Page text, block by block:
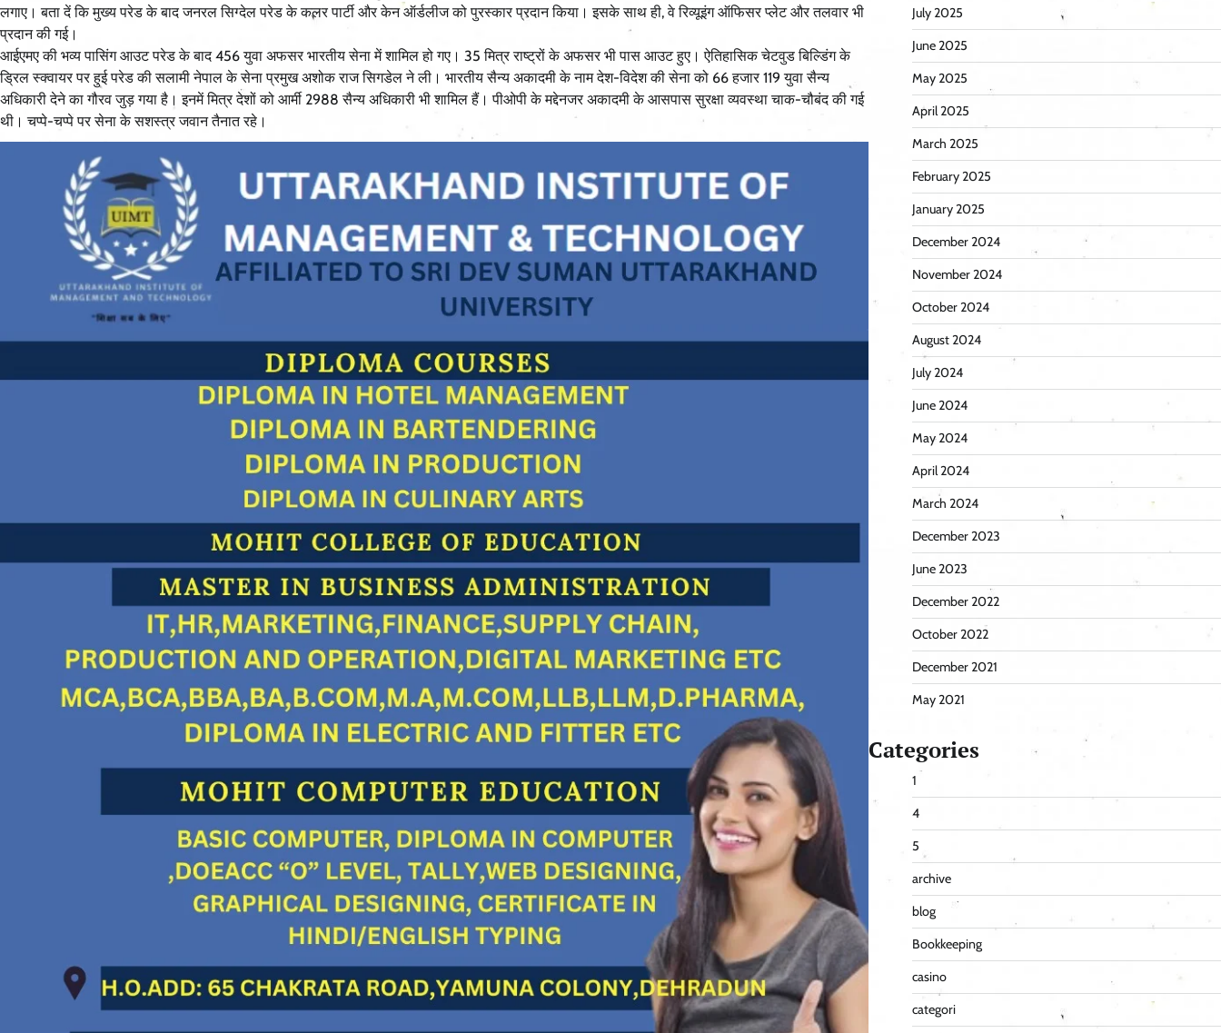
लगाए। बता दें कि मुख्य परेड के बाद जनरल सिग्देल परेड के कलर पार्टी और केन ऑर्डलीज को पुरस्कार प्रदान किया। इसके साथ ही, वे रिव्यूइंग ऑफिसर प्लेट और तलवार भी
प्रदान की गई।
आईएमए की भव्य पासिंग आउट परेड के बाद 456 युवा अफसर भारतीय सेना में शामिल हो गए। 35 मित्र राष्ट्रों के अफसर भी पास आउट हुए। ऐतिहासिक चेटवुड बिल्डिंग के
ड्रिल स्क्वायर पर हुई परेड की सलामी नेपाल के सेना प्रमुख अशोक राज सिगडेल ने ली। भारतीय सैन्य अकादमी के नाम देश-विदेश की सेना को 66 हजार 119 युवा सैन्य
अधिकारी देने का गौरव जुड़ गया है। इनमें मित्र देशों को आर्मी 2988 सैन्य अधिकारी भी शामिल हैं। पीओपी के मद्देनजर अकादमी के आसपास सुरक्षा व्यवस्था चाक-चौबंद की गई
थी। चप्पे-चप्पे पर सेना के सशस्त्र जवान तैनात रहे।
July 2025
June 2025
May 2025
April 2025
March 2025
February 2025
January 2025
December 2024
November 2024
October 2024
August 2024
July 2024
June 2024
May 2024
April 2024
March 2024
December 2023
June 2023
December 2022
October 2022
December 2021
May 2021
Categories
1
4
5
archive
blog
Bookkeeping
casino
categori